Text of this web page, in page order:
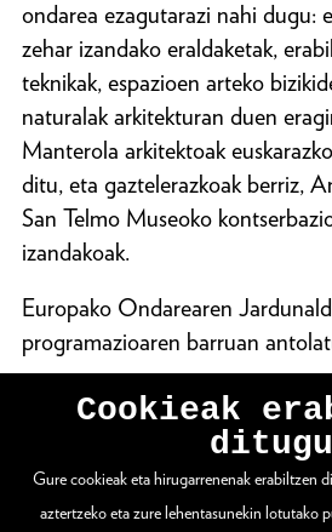
ondarea ezagutarazi nahi dugu:
zehar izandako eraldaketak,
teknikak, espazioen arteko
naturalak arkitekturan duen
Manterola arkitektoak
ditu, eta gaztelerazkoak berriz,
San Telmo Museoko
izandakoak.
Europako Ondarearen
programazioaren barruan
WEBGUNE
Cookieak
ditugu
Gure cookieak eta hirugarrenenak erabiltzen
aztertzeko eta zure lehentasunekin lotutako